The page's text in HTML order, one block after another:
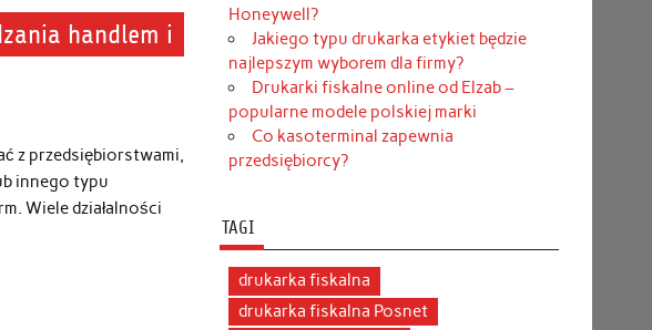
handlem i
z przedsiębiorstwami,
innego typu
Wiele działalności
Honeywell?
Jakiego typu drukarka etykiet będzie
najlepszym wyborem dla firmy?
Drukarki fiskalne online od Elzab –
popularne modele polskiej marki
Co kasoterminal zapewnia
przedsiębiorcy?
TAGI
drukarka fiskalna
drukarka fiskalna Posnet